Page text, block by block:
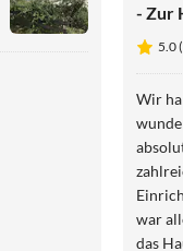
- Zur
5.0
Wir
absolut ruhiger
war
das